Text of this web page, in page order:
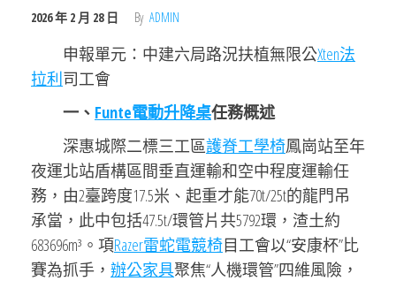
2026 年 2 月 28 日 By ADMIN
申報單元：中建六局路況扶植無限公Xten法
拉利司工會
一、 Funte電動升降桌任務概述
深惠城際二標三工區護脊工學椅鳳崗站至年
夜運北站盾構區間垂直運輸和空中程度運輸任
務，由2臺跨度17.5米、起重才能70t/25t的龍門吊
承當，此中包括47.5t/環管片共5792環，渣土約
683696m³。項Razer雷蛇電競椅目工會以“安康杯”比
賽為抓手， 辦公家具聚焦“人機環管”四維風險，